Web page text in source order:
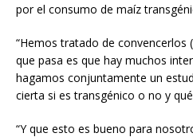
por el consumo de maíz
“Hemos tratado de convencerlos
que pasa es que hay muchos
hagamos conjuntamente un
cierta si es transgénico o no y
“Y que esto es bueno para